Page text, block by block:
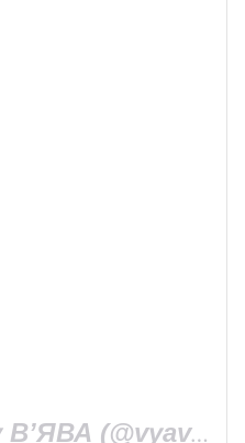
A post shared by ВʼЯВА (@vyava.art)